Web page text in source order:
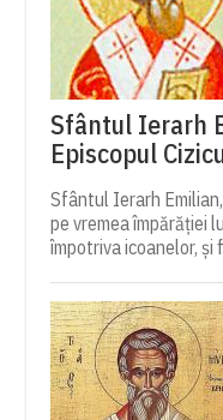
Sfântul Ierarh
Episcopul
Sfântul Ierarh
pe vremea împărăției
împotriva icoanelor, și